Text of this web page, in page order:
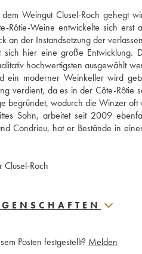
Weingut Clusel-Roch gehegt
Rôtie-Weine entwickelte sich
an der Instandsetzung der
hier eine große Entwicklung.
hochwertigsten ausgewählt
ein moderner Weinkeller wird
verdient, da es in der Côte-
begründet, wodurch die Winzer
Sohn, arbeitet seit 2009
Condrieu, hat er Bestände in
Clusel-Roch
Posten festgestellt? Melden